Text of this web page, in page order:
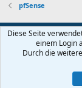
pfSense
Default-Theme
Community platform
Diese Seite
einem Login
Durch die